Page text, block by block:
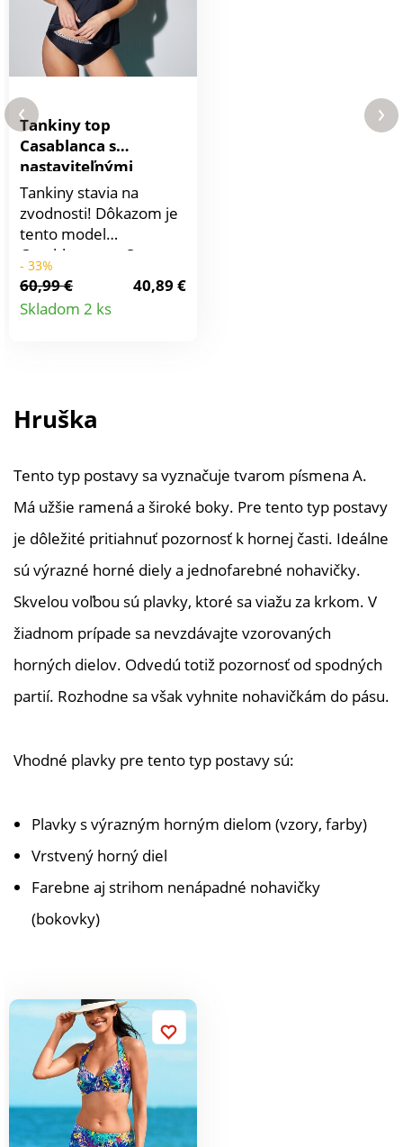
Tankiny top
Casablanca s
nastaviteľnými
ramienkami,
vyberateľné
vypchávky
Tankiny stavia na
zvodnosti! Dôkazom je
tento model
Casablanca zn. Sans
Complexe sa zvodným
dekoltom a
vyberateľnými
prekrížené), s klipovým
košíkmi prestrih a
viazanie s potlačou. Vo
potlačou. Vyberateľné
vypchávky pre
vytvarovanie poprsia.
Rozšírený vzdušný
strih. Po každom
použití odporúčame
vypláchať v čistej vode.
Tieto plavky sú odolné
ručne.
- 33%
60,99 €
40,89 €
Skladom 2 ks
Detail
Hruška
Tento typ postavy sa vyznačuje tvarom písmena A.
Má užšie ramená a široké boky. Pre tento typ postavy
je dôležité pritiahnuť pozornosť k hornej časti. Ideálne
sú výrazné horné diely a jednofarebné nohavičky.
Skvelou voľbou sú plavky, ktoré sa viažu za krkom. V
žiadnom prípade sa nevzdávajte vzorovaných
horných dielov. Odvedú totiž pozornosť od spodných
partií. Rozhodne sa však vyhnite nohavičkám do pásu.
Vhodné plavky pre tento typ postavy sú:
Plavky s výrazným horným dielom (vzory, farby)
Vrstvený horný diel
Farebne aj strihom nenápadné nohavičky
(bokovky)